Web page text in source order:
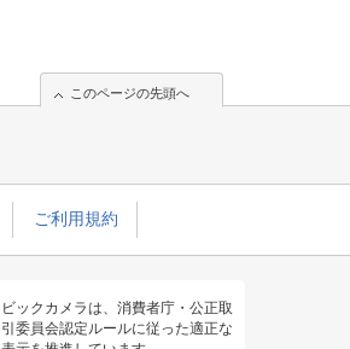
このページの先頭へ
ご利用規約
ビックカメラは、消費者庁・公正取
引委員会認定ルールに従った適正な